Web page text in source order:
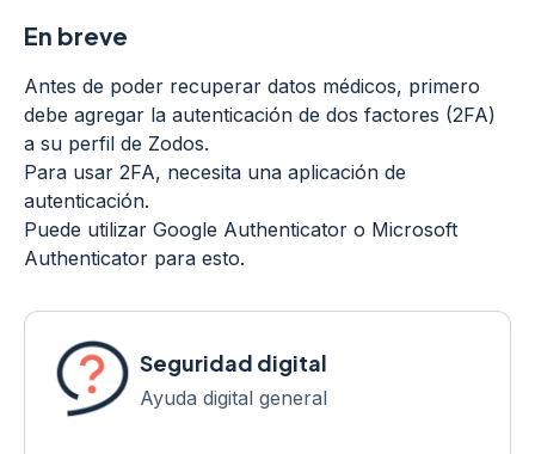
En breve
Antes de poder recuperar datos médicos, primero
debe agregar la autenticación de dos factores (2FA)
a su perfil de Zodos.
Para usar 2FA, necesita una aplicación de
autenticación.
Puede utilizar Google Authenticator o Microsoft
Authenticator para esto.
Seguridad digital
Ayuda digital general